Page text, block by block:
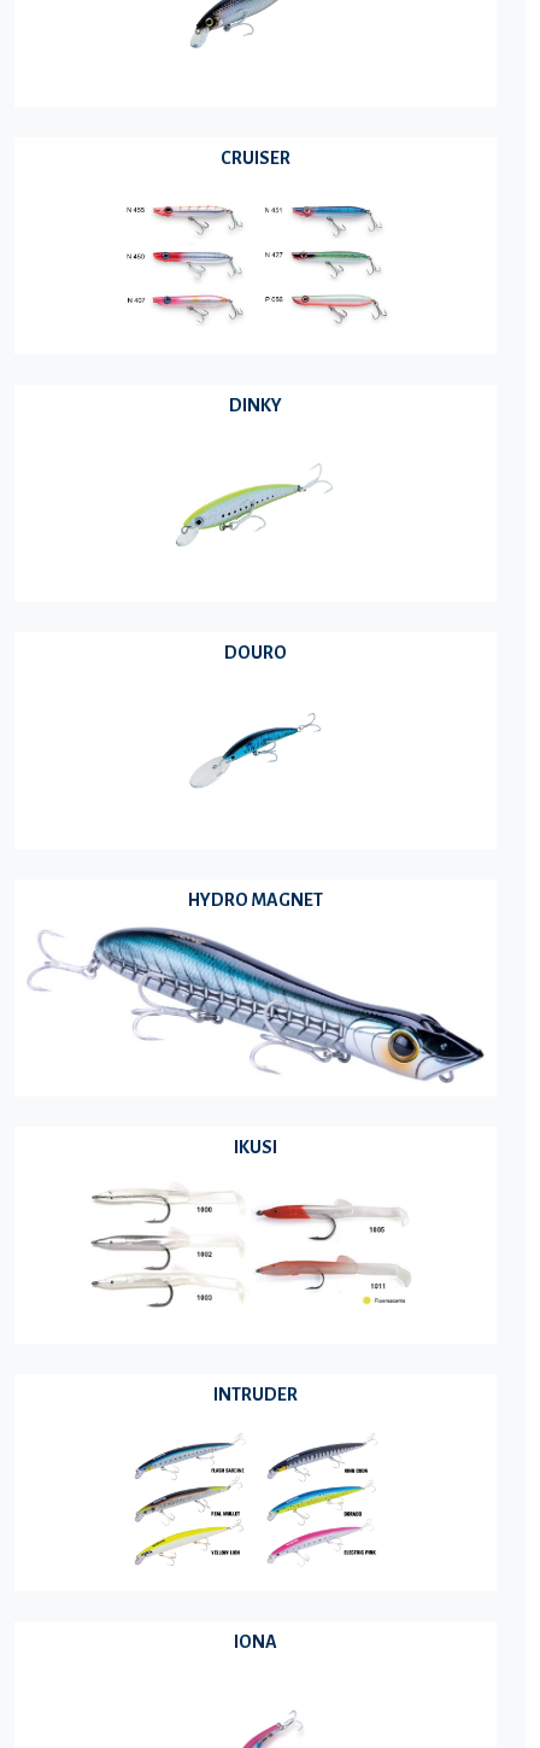
CRUISER
DINKY
DOURO
HYDRO MAGNET
IKUSI
INTRUDER
IONA